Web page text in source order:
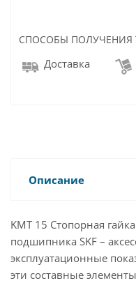
СПОСОБЫ ПОЛУЧЕНИЯ
Доставка
Описание
KMT 15 Стопорная
подшипника SKF –
эксплуатационные
эти составные